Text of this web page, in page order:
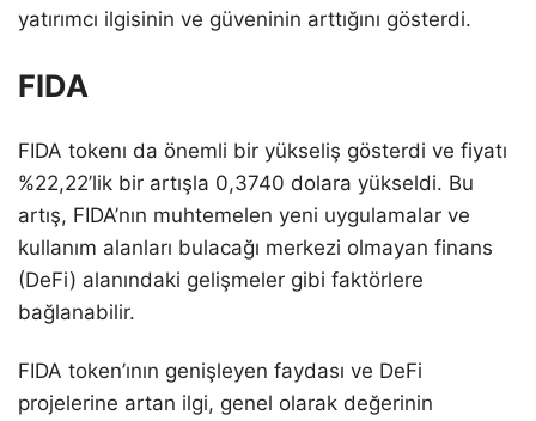
yatırımcı ilgisinin ve güveninin arttığını gösterdi.
FIDA
FIDA tokenı da önemli bir yükseliş gösterdi ve fiyatı
%22,22’lik bir artışla 0,3740 dolara yükseldi. Bu
artış, FIDA’nın muhtemelen yeni uygulamalar ve
kullanım alanları bulacağı merkezi olmayan finans
(DeFi) alanındaki gelişmeler gibi faktörlere
bağlanabilir.
FIDA token’ının genişleyen faydası ve DeFi
projelerine artan ilgi, genel olarak değerinin